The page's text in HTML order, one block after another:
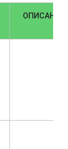
ОПИСАНИЕ